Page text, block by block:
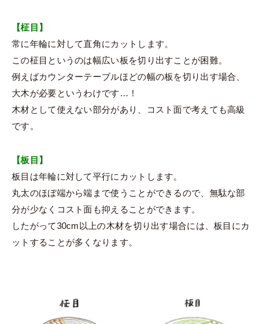
【柾目】
常に年輪に対して直角にカットします。
この柾目というのは幅広い板を切り出すことが困難。
例えばカウンターテーブルほどの幅の板を切り出す場合、
大木が必要というわけです…！
木材として使えない部分があり、コスト面で考えても高級
です。
【板目】
板目は年輪に対して平行にカットします。
丸太のほぼ端から端まで使うことができるので、無駄な部
分が少なくコスト面も抑えることができます。
したがって30cm以上の木材を切り出す場合には、板目にカ
ットすることが多くなります。